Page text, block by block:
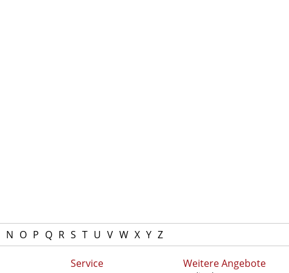
N O P Q R S T U V W X Y Z
Service Weitere Angebote